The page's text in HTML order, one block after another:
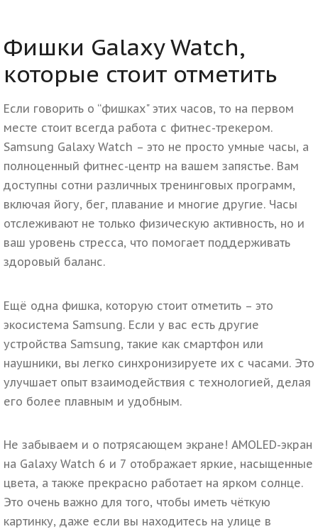
Фишки Galaxy Watch,
которые стоит отметить
Если говорить о “фишках" этих часов, то на первом
месте стоит всегда работа с фитнес-трекером.
Samsung Galaxy Watch – это не просто умные часы, а
полноценный фитнес-центр на вашем запястье. Вам
доступны сотни различных тренинговых программ,
включая йогу, бег, плавание и многие другие. Часы
отслеживают не только физическую активность, но и
ваш уровень стресса, что помогает поддерживать
здоровый баланс.
Ещё одна фишка, которую стоит отметить – это
экосистема Samsung. Если у вас есть другие
устройства Samsung, такие как смартфон или
наушники, вы легко синхронизируете их с часами. Это
улучшает опыт взаимодействия с технологией, делая
его более плавным и удобным.
Не забываем и о потрясающем экране! AMOLED-экран
на Galaxy Watch 6 и 7 отображает яркие, насыщенные
цвета, а также прекрасно работает на ярком солнце.
Это очень важно для того, чтобы иметь чёткую
картинку, даже если вы находитесь на улице в